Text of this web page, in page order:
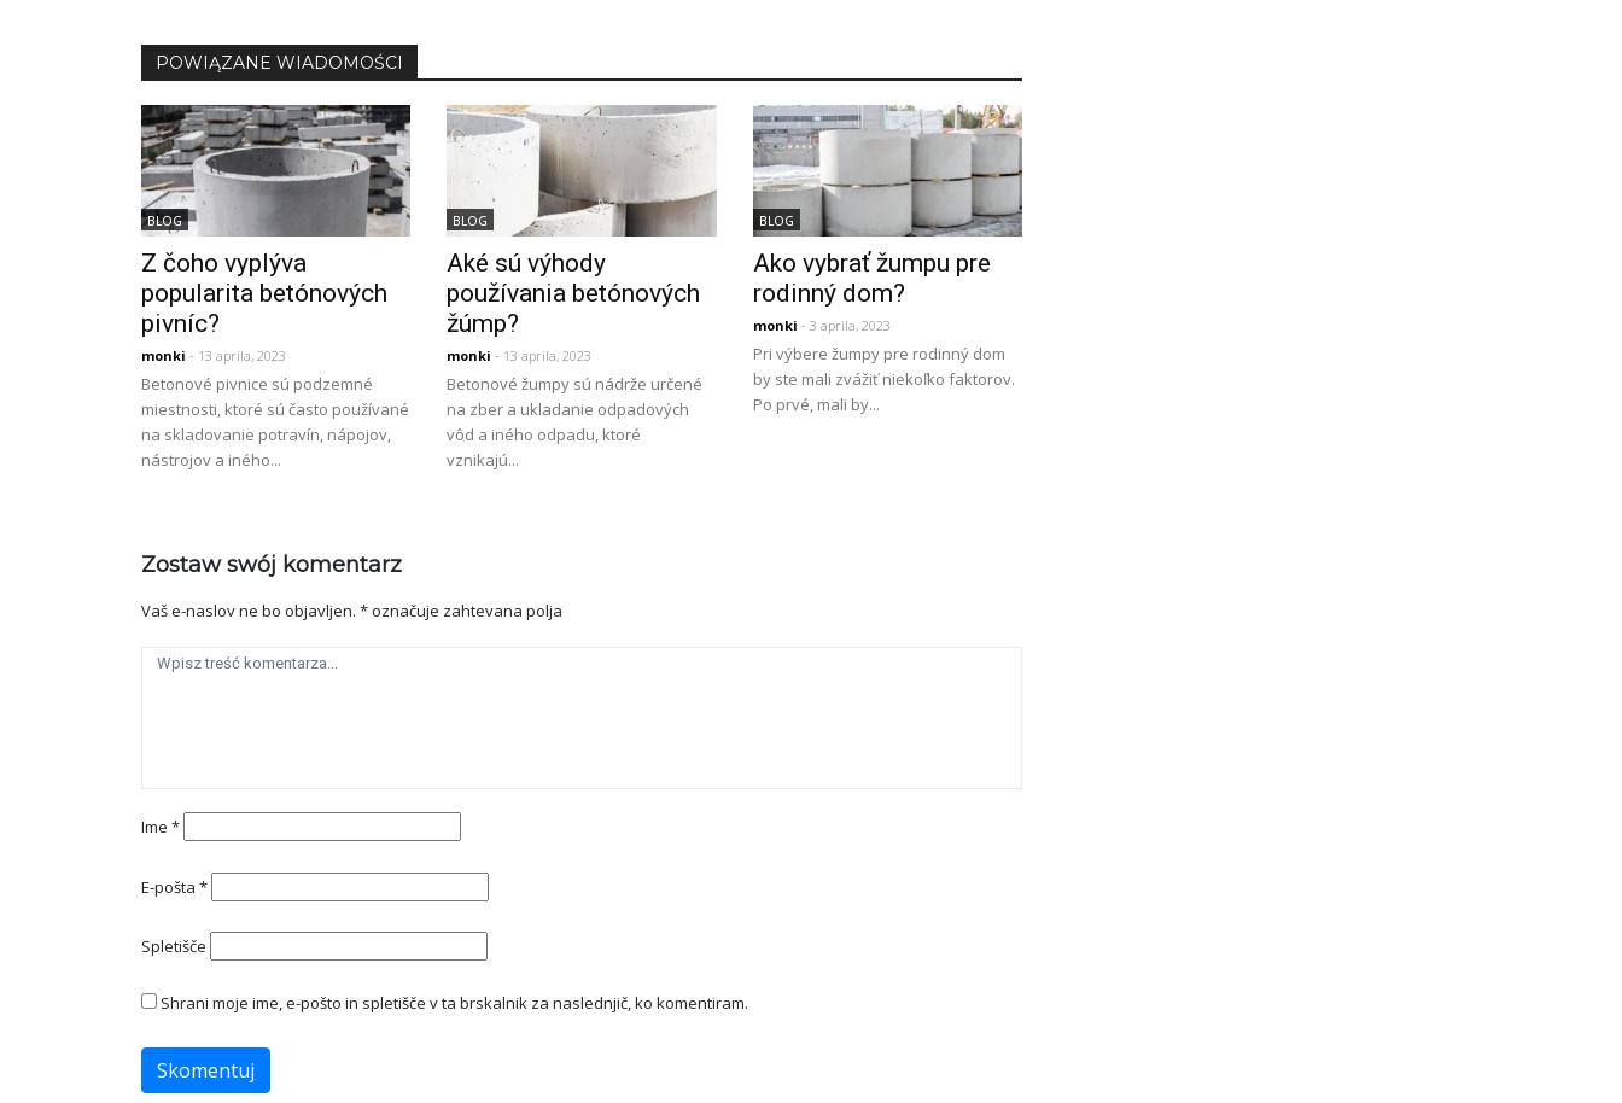
POWIĄZANE WIADOMOŚCI
BLOG
Z čoho vyplýva
popularita betónových
pivníc?
monki - 13 aprila, 2023
Betonové pivnice sú podzemné
miestnosti, ktoré sú často používané
na skladovanie potravín, nápojov,
nástrojov a iného...
BLOG
Aké sú výhody
používania betónových
žúmp?
monki - 13 aprila, 2023
Betonové žumpy sú nádrže určené
na zber a ukladanie odpadových
vôd a iného odpadu, ktoré
vznikajú...
BLOG
Ako vybrať žumpu pre
rodinný dom?
monki - 3 aprila, 2023
Pri výbere žumpy pre rodinný dom
by ste mali zvážiť niekoľko faktorov.
Po prvé, mali by...
Zostaw swój komentarz
Vaš e-naslov ne bo objavljen. *označuje zahtevana polja
Ime *
E-pošta *
Spletišče
Shrani moje ime, e-pošto in spletišče v ta brskalnik za naslednjič, ko komentiram.